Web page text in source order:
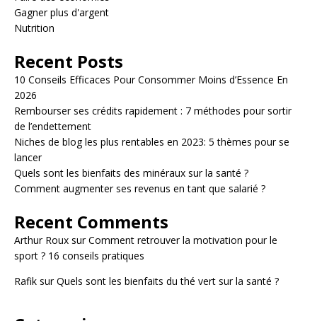
Gagner plus d'argent
Nutrition
Recent Posts
10 Conseils Efficaces Pour Consommer Moins d’Essence En
2026
Rembourser ses crédits rapidement : 7 méthodes pour sortir
de l’endettement
Niches de blog les plus rentables en 2023: 5 thèmes pour se
lancer
Quels sont les bienfaits des minéraux sur la santé ?
Comment augmenter ses revenus en tant que salarié ?
Recent Comments
Arthur Roux surComment retrouver la motivation pour le
sport ? 16 conseils pratiques
Rafik surQuels sont les bienfaits du thé vert sur la santé ?